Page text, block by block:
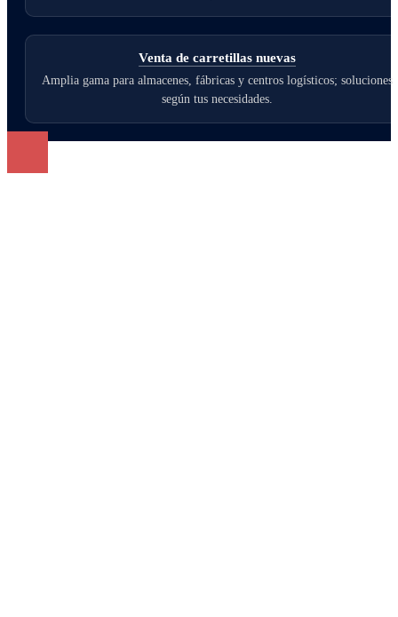
Venta de carretillas nuevas
Amplia gama para almacenes, fábricas y centros logísticos; soluciones
según tus necesidades.